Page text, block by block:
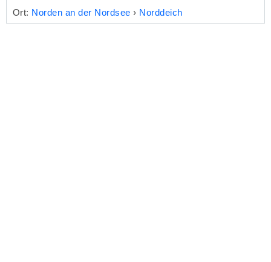
Ort: Norden an der Nordsee › Norddeich